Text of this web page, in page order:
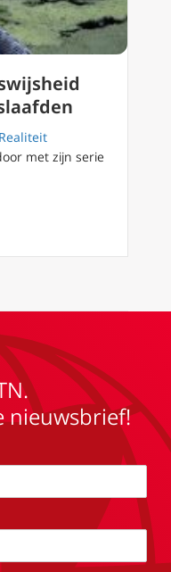
met zijn serie
Levenswijsheid Psalm
nieuwsbrief!